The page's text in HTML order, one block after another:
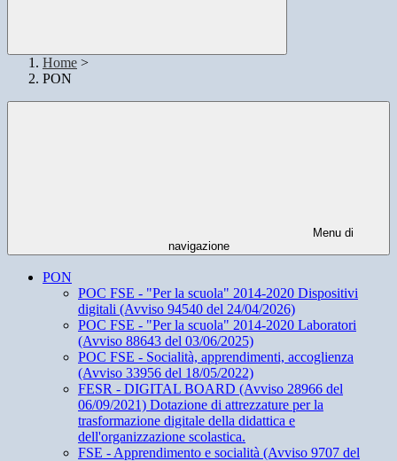
Home >
PON
Menu di
navigazione
PON
POC FSE - "Per la scuola" 2014-2020 Dispositivi
digitali (Avviso 94540 del 24/04/2026)
POC FSE - "Per la scuola" 2014-2020 Laboratori
(Avviso 88643 del 03/06/2025)
POC FSE - Socialità, apprendimenti, accoglienza
(Avviso 33956 del 18/05/2022)
FESR - DIGITAL BOARD (Avviso 28966 del
06/09/2021) Dotazione di attrezzature per la
trasformazione digitale della didattica e
dell'organizzazione scolastica.
FSE - Apprendimento e socialità (Avviso 9707 del